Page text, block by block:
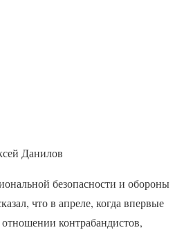
Данилов
безопасности и обороны
что в апреле, когда впервые
контрабандистов,